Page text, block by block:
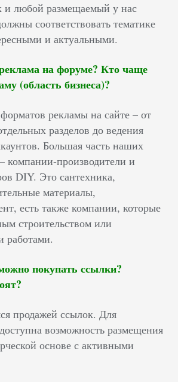
и любой размещаемый у нас
соответствовать тематике
и актуальными.
на форуме? Кто чаще
(область бизнеса)?
рекламы на сайте – от
разделов до ведения
Большая часть наших
компании-производители и
DIY. Это сантехника,
материалы,
есть также компании, которые
строительством или
работами.
покупать ссылки?
продажей ссылок. Для
возможность размещения
основе с активными